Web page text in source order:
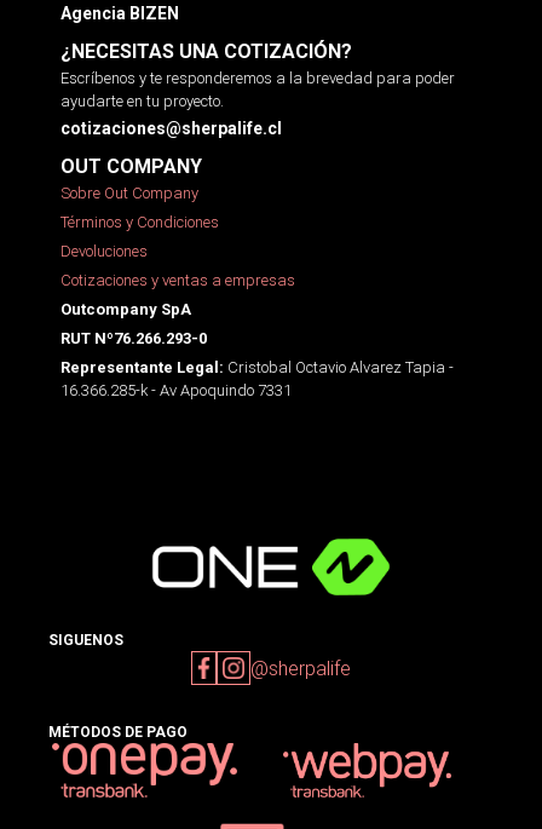
Agencia BIZEN
¿NECESITAS UNA COTIZACIÓN?
Escríbenos y te responderemos a la brevedad para poder
ayudarte en tu proyecto.
cotizaciones@sherpalife.cl
OUT COMPANY
Sobre Out Company
Términos y Condiciones
Devoluciones
Cotizaciones y ventas a empresas
Outcompany SpA
RUT Nº76.266.293-0
Representante Legal: Cristobal Octavio Alvarez Tapia -
16.366.285-k - Av Apoquindo 7331
SIGUENOS
@sherpalife
MÉTODOS DE PAGO